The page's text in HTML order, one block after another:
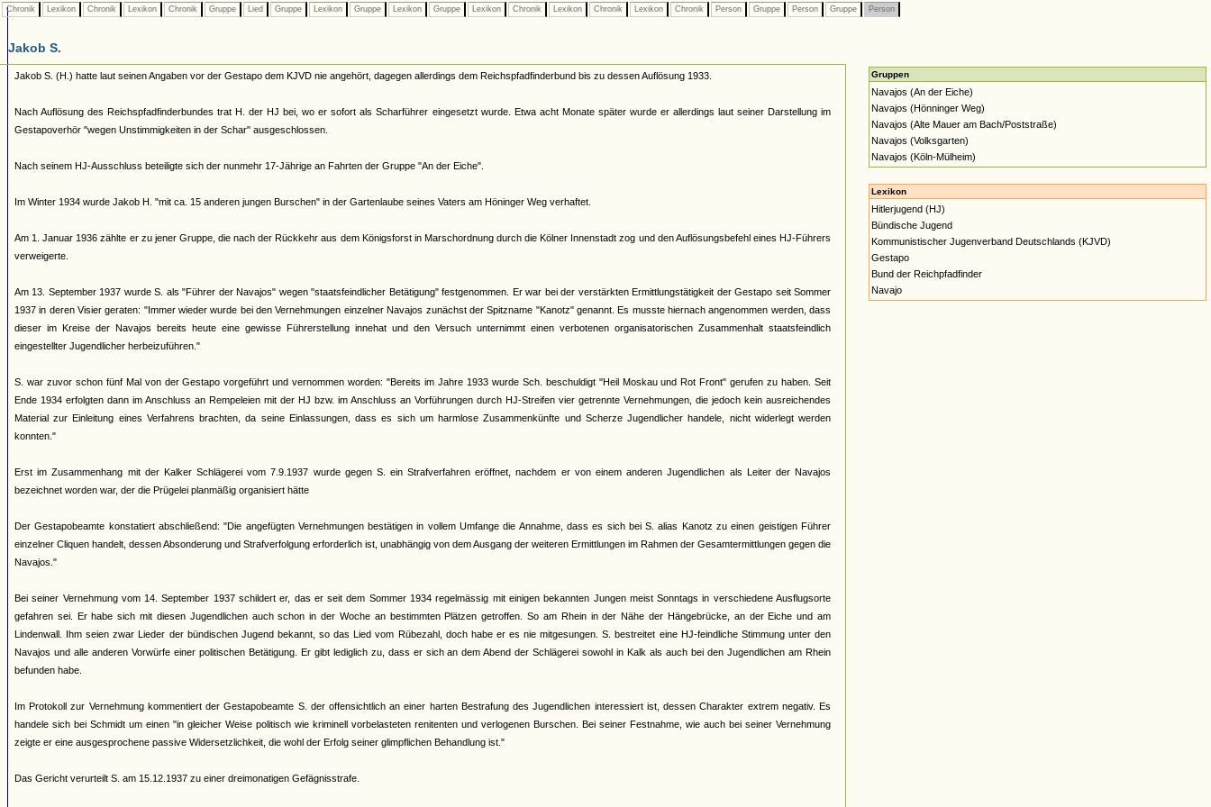
Chronik Lexikon Chronik Lexikon Chronik Gruppe Lied Gruppe Lexikon Gruppe Lexikon Gruppe Lexikon Chronik Lexikon Chronik Lexikon Chronik Person Gruppe Person Gruppe Person
Jakob S.
Jakob S. (H.) hatte laut seinen Angaben vor der Gestapo dem KJVD nie angehört, dagegen allerdings dem Reichspfadfinderbund bis zu dessen Auflösung 1933.
Nach Auflösung des Reichspfadfinderbundes trat H. der HJ bei, wo er sofort als Scharführer eingesetzt wurde. Etwa acht Monate später wurde er allerdings laut seiner Darstellung im
Gestapoverhör "wegen Unstimmigkeiten in der Schar" ausgeschlossen.
Nach seinem HJ-Ausschluss beteiligte sich der nunmehr 17-Jährige an Fahrten der Gruppe "An der Eiche".
Im Winter 1934 wurde Jakob H. "mit ca. 15 anderen jungen Burschen" in der Gartenlaube seines Vaters am Höninger Weg verhaftet.
Am 1. Januar 1936 zählte er zu jener Gruppe, die nach der Rückkehr aus dem Königsforst in Marschordnung durch die Kölner Innenstadt zog und den Auflösungsbefehl eines HJ-Führers
verweigerte.
Am 13. September 1937 wurde S. als "Führer der Navajos" wegen "staatsfeindlicher Betätigung" festgenommen. Er war bei der verstärkten Ermittlungstätigkeit der Gestapo seit Sommer
1937 in deren Visier geraten: "Immer wieder wurde bei den Vernehmungen einzelner Navajos zunächst der Spitzname "Kanotz" genannt. Es musste hiernach angenommen werden, dass
dieser im Kreise der Navajos bereits heute eine gewisse Führerstellung innehat und den Versuch unternimmt einen verbotenen organisatorischen Zusammenhalt staatsfeindlich
eingestellter Jugendlicher herbeizuführen."
S. war zuvor schon fünf Mal von der Gestapo vorgeführt und vernommen worden: "Bereits im Jahre 1933 wurde Sch. beschuldigt "Heil Moskau und Rot Front" gerufen zu haben. Seit
Ende 1934 erfolgten dann im Anschluss an Rempeleien mit der HJ bzw. im Anschluss an Vorführungen durch HJ-Streifen vier getrennte Vernehmungen, die jedoch kein ausreichendes
Material zur Einleitung eines Verfahrens brachten, da seine Einlassungen, dass es sich um harmlose Zusammenkünfte und Scherze Jugendlicher handele, nicht widerlegt werden
konnten."
Erst im Zusammenhang mit der Kalker Schlägerei vom 7.9.1937 wurde gegen S. ein Strafverfahren eröffnet, nachdem er von einem anderen Jugendlichen als Leiter der Navajos
bezeichnet worden war, der die Prügelei planmäßig organisiert hätte
Der Gestapobeamte konstatiert abschließend: "Die angefügten Vernehmungen bestätigen in vollem Umfange die Annahme, dass es sich bei S. alias Kanotz zu einen geistigen Führer
einzelner Cliquen handelt, dessen Absonderung und Strafverfolgung erforderlich ist, unabhängig von dem Ausgang der weiteren Ermittlungen im Rahmen der Gesamtermittlungen gegen die
Navajos."
Bei seiner Vernehmung vom 14. September 1937 schildert er, das er seit dem Sommer 1934 regelmässig mit einigen bekannten Jungen meist Sonntags in verschiedene Ausflugsorte
gefahren sei. Er habe sich mit diesen Jugendlichen auch schon in der Woche an bestimmten Plätzen getroffen. So am Rhein in der Nähe der Hängebrücke, an der Eiche und am
Lindenwall. Ihm seien zwar Lieder der bündischen Jugend bekannt, so das Lied vom Rübezahl, doch habe er es nie mitgesungen. S. bestreitet eine HJ-feindliche Stimmung unter den
Navajos und alle anderen Vorwürfe einer politischen Betätigung. Er gibt lediglich zu, dass er sich an dem Abend der Schlägerei sowohl in Kalk als auch bei den Jugendlichen am Rhein
befunden habe.
Im Protokoll zur Vernehmung kommentiert der Gestapobeamte S. der offensichtlich an einer harten Bestrafung des Jugendlichen interessiert ist, dessen Charakter extrem negativ. Es
handele sich bei Schmidt um einen "in gleicher Weise politisch wie kriminell vorbelasteten renitenten und verlogenen Burschen. Bei seiner Festnahme, wie auch bei seiner Vernehmung
zeigte er eine ausgesprochene passive Widersetzlichkeit, die wohl der Erfolg seiner glimpflichen Behandlung ist."
Das Gericht verurteilt S. am 15.12.1937 zu einer dreimonatigen Gefägnisstrafe.
Gruppen
Navajos (An der Eiche)
Navajos (Hönninger Weg)
Navajos (Alte Mauer am Bach/Poststraße)
Navajos (Volksgarten)
Navajos (Köln-Mülheim)
Lexikon
Hitlerjugend (HJ)
Bündische Jugend
Kommunistischer Jugenverband Deutschlands (KJVD)
Gestapo
Bund der Reichpfadfinder
Navajo